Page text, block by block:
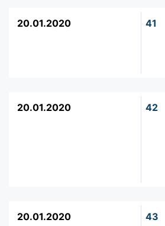
20.01.2020 41
20.01.2020 42
20.01.2020 43